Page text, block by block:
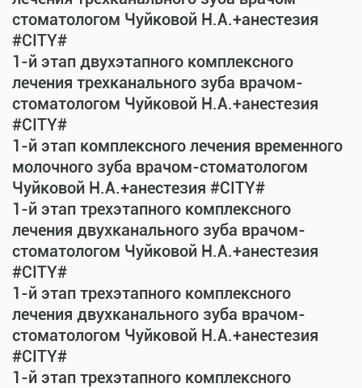
стоматологом Чуйковой Н.А.+анестезия
#CITY#
1-й этап двухэтапного комплексного
лечения трехканального зуба врачом-
стоматологом Чуйковой Н.А.+анестезия
#CITY#
1-й этап комплексного лечения временного
молочного зуба врачом-стоматологом
Чуйковой Н.А.+анестезия #CITY#
1-й этап трехэтапного комплексного
лечения двухканального зуба врачом-
стоматологом Чуйковой Н.А.+анестезия
#CITY#
1-й этап трехэтапного комплексного
лечения двухканального зуба врачом-
стоматологом Чуйковой Н.А.+анестезия
#CITY#
1-й этап трехэтапного комплексного